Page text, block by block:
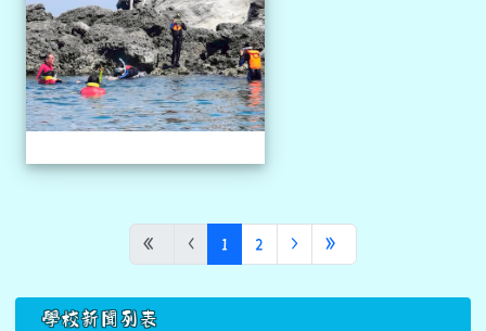
« ‹ 1 (目前頁次)
2 ›下一頁
»
下中區域內容
學校新聞列表